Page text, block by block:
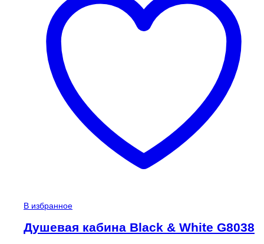
В избранное
Душевая кабина Black & White G8038